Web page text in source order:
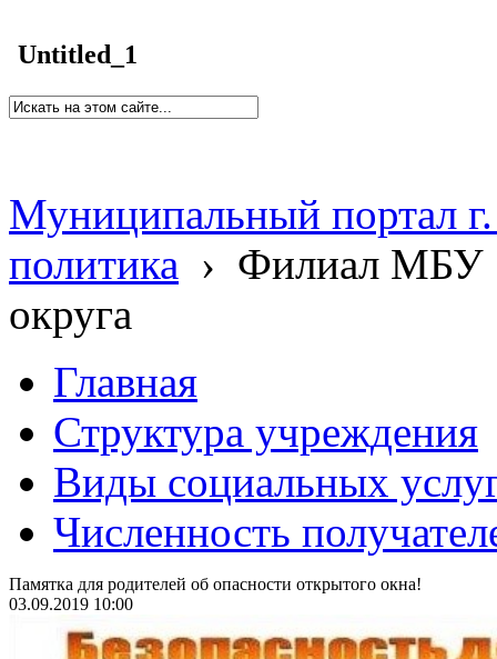
Untitled_1
Муниципальный портал
политика › Филиал МБУ
округа
Главная
Структура учреждения
Виды социальных
Численность
Памятка для родителей об опасности открытого окна!
03.09.2019 10:00